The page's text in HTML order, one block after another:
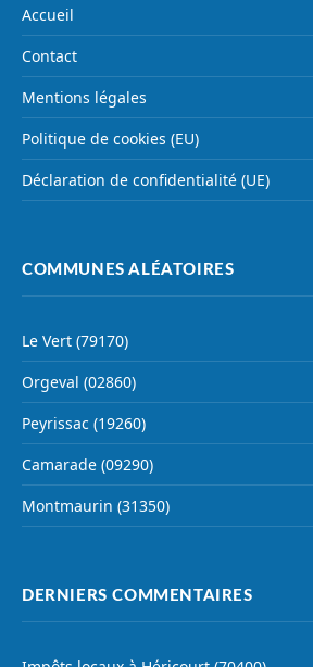
Accueil
Contact
Mentions légales
Politique de cookies (EU)
Déclaration de confidentialité (UE)
COMMUNES ALÉATOIRES
Le Vert (79170)
Orgeval (02860)
Peyrissac (19260)
Camarade (09290)
Montmaurin (31350)
DERNIERS COMMENTAIRES